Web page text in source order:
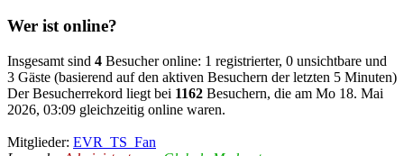
Wer ist online?
Insgesamt sind 4 Besucher online: 1 registrierter, 0 unsichtbare und
3 Gäste (basierend auf den aktiven Besuchern der letzten 5 Minuten)
Der Besucherrekord liegt bei 1162 Besuchern, die am Mo 18. Mai
2026, 03:09 gleichzeitig online waren.
Mitglieder: EVR_TS_Fan